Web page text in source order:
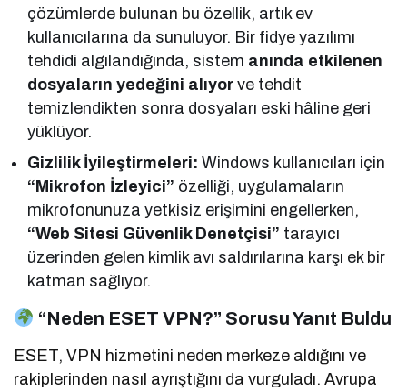
çözümlerde bulunan bu özellik, artık ev
kullanıcılarına da sunuluyor. Bir fidye yazılımı
tehdidi algılandığında, sistem anında etkilenen
dosyaların yedeğini alıyor ve tehdit
temizlendikten sonra dosyaları eski hâline geri
yüklüyor.
Gizlilik İyileştirmeleri: Windows kullanıcıları için
“Mikrofon İzleyici” özelliği, uygulamaların
mikrofonunuza yetkisiz erişimini engellerken,
“Web Sitesi Güvenlik Denetçisi” tarayıcı
üzerinden gelen kimlik avı saldırılarına karşı ek bir
katman sağlıyor.
“Neden ESET VPN?” Sorusu Yanıt Buldu
ESET, VPN hizmetini neden merkeze aldığını ve
rakiplerinden nasıl ayrıştığını da vurguladı. Avrupa